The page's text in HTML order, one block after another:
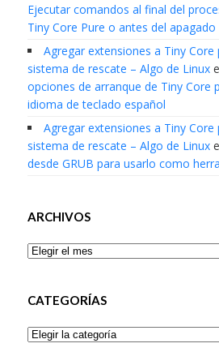
Ejecutar comandos al final del
Tiny Core Pure o antes del apagado
Agregar extensiones a Tiny
sistema de rescate – Algo de Linux
opciones de arranque de Tiny Core
idioma de teclado español
Agregar extensiones a Tiny
sistema de rescate – Algo de Linux
desde GRUB para usarlo como
ARCHIVOS
Archivos
CATEGORÍAS
Categorías